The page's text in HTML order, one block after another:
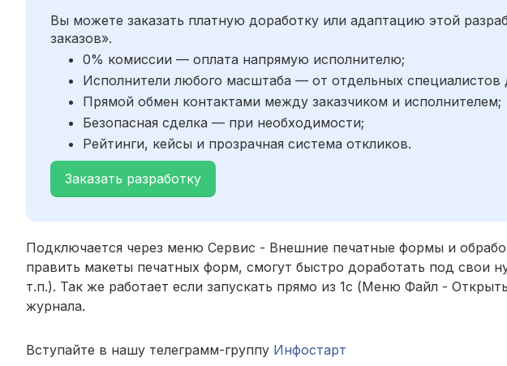
Вы можете заказать платную доработку или адаптацию этой
заказов».
0% комиссии — оплата напрямую исполнителю;
Исполнители любого масштаба — от отдельных
Прямой обмен контактами между заказчиком и исполнителем;
Безопасная сделка — при необходимости;
Рейтинги, кейсы и прозрачная система откликов.
Заказать разработку
Подключается через меню Сервис - Внешние печатные формы и
править макеты печатных форм, смогут быстро доработать под свои
т.п.). Так же работает если запускать прямо из 1с (Меню Файл -
журнала.
Вступайте в нашу телеграмм-группу Инфостарт